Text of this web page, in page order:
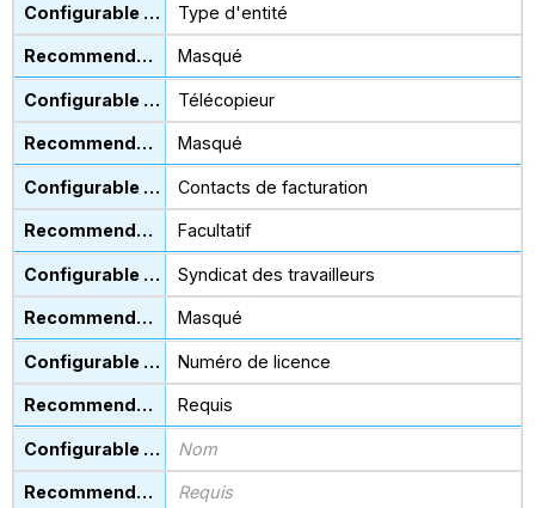
Type d'entité
Masqué
Télécopieur
Masqué
Contacts de facturation
Facultatif
Syndicat des travailleurs
Masqué
Numéro de licence
Requis
Nom
Requis